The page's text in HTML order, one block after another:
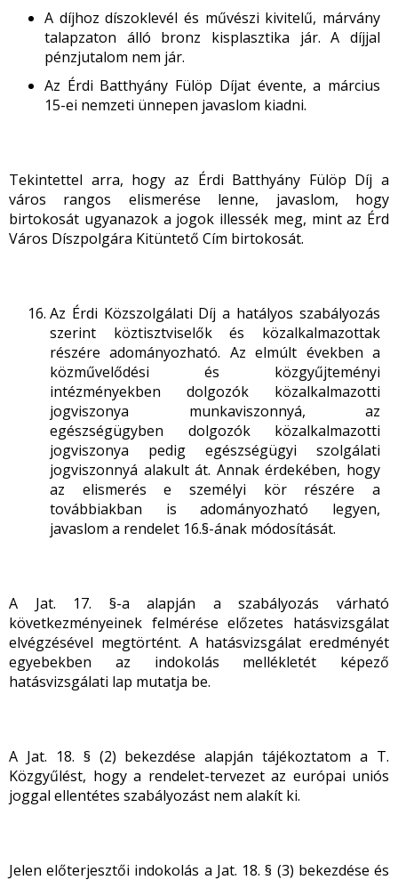
A díjhoz díszoklevél és művészi kivitelű, márvány
talapzaton álló bronz kisplasztika jár. A díjjal
pénzjutalom nem jár.
Az Érdi Batthyány Fülöp Díjat évente, a március
15-ei nemzeti ünnepen javaslom kiadni.
Tekintettel arra, hogy az Érdi Batthyány Fülöp Díj a
város rangos elismerése lenne, javaslom, hogy
birtokosát ugyanazok a jogok illessék meg, mint az Érd
Város Díszpolgára Kitüntető Cím birtokosát.
Az Érdi Közszolgálati Díj a hatályos szabályozás
szerint köztisztviselők és közalkalmazottak
részére adományozható. Az elmúlt években a
közművelődési és közgyűjteményi
intézményekben dolgozók közalkalmazotti
jogviszonya munkaviszonnyá, az
egészségügyben dolgozók közalkalmazotti
jogviszonya pedig egészségügyi szolgálati
jogviszonnyá alakult át. Annak érdekében, hogy
az elismerés e személyi kör részére a
továbbiakban is adományozható legyen,
javaslom a rendelet 16.§-ának módosítását.
A Jat. 17. §-a alapján a szabályozás várható
következményeinek felmérése előzetes hatásvizsgálat
elvégzésével megtörtént. A hatásvizsgálat eredményét
egyebekben az indokolás mellékletét képező
hatásvizsgálati lap mutatja be.
A Jat. 18. § (2) bekezdése alapján tájékoztatom a T.
Közgyűlést, hogy a rendelet-tervezet az európai uniós
joggal ellentétes szabályozást nem alakít ki.
Jelen előterjesztői indokolás a Jat. 18. § (3) bekezdése és